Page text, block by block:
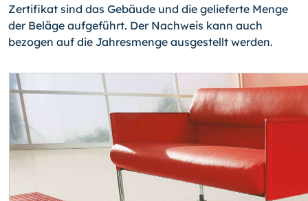
Zertifikat sind das Gebäude und die gelieferte Menge
der Beläge aufgeführt. Der Nachweis kann auch
bezogen auf die Jahresmenge ausgestellt werden.